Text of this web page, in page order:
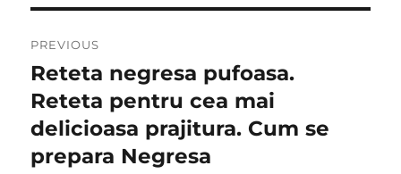
navigation
PREVIOUS
Previous
post:
Reteta negresa pufoasa.
Reteta pentru cea mai
delicioasa prajitura. Cum se
prepara Negresa